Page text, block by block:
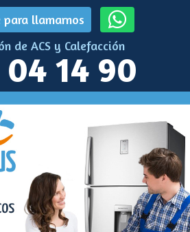
para llamarnos
de ACS y Calefacción
14 90